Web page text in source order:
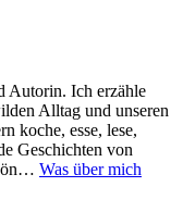
Ich erzähle
Alltag und unseren
koche, esse, lese,
Geschichten von
Was über mich